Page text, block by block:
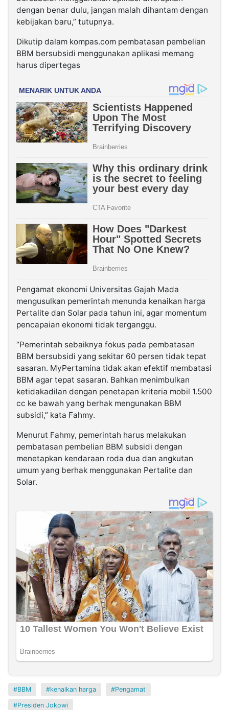
dengan benar dulu, jangan malah dihantam dengan
kebijakan baru,” tutupnya.
Dikutip dalam kompas.com pembatasan pembelian
BBM bersubsidi menggunakan aplikasi memang
harus dipertegas
Pengamat ekonomi Universitas Gajah Mada
mengusulkan pemerintah menunda kenaikan harga
Pertalite dan Solar pada tahun ini, agar momentum
pencapaian ekonomi tidak terganggu.
“Pemerintah sebaiknya fokus pada pembatasan
BBM bersubsidi yang sekitar 60 persen tidak tepat
sasaran. MyPertamina tidak akan efektif membatasi
BBM agar tepat sasaran. Bahkan menimbulkan
ketidakadilan dengan penetapan kriteria mobil 1.500
cc ke bawah yang berhak mengunakan BBM
subsidi,” kata Fahmy.
Menurut Fahmy, pemerintah harus melakukan
pembatasan pembelian BBM subsidi dengan
menetapkan kendaraan roda dua dan angkutan
umum yang berhak menggunakan Pertalite dan
Solar.
BBM kenaikan harga Pengamat
Presiden Jokowi